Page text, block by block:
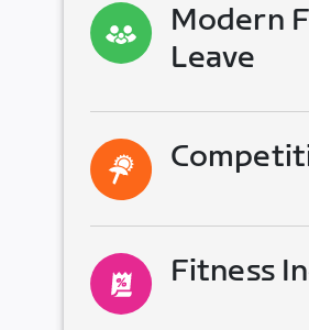
Modern
Leave
Fitness